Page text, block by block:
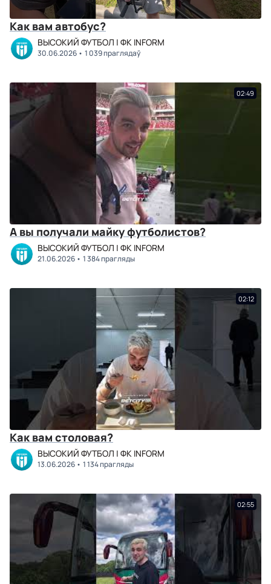
Как вам автобус?
ВЫСОКИЙ ФУТБОЛ | ФК INFORM
30.06.2026 1 039 праглядаў
02:49
А вы получали майку футболистов?
ВЫСОКИЙ ФУТБОЛ | ФК INFORM
21.06.2026 1 384 прагляды
02:12
Как вам столовая?
ВЫСОКИЙ ФУТБОЛ | ФК INFORM
13.06.2026 1 134 прагляды
02:55